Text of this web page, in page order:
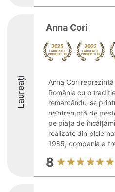
Laureați
Anna Cori
Anna Cori
România cu o
remarcându-se
neîntreruptă de
pe piața de
realizate din piele
1985, compania a
8